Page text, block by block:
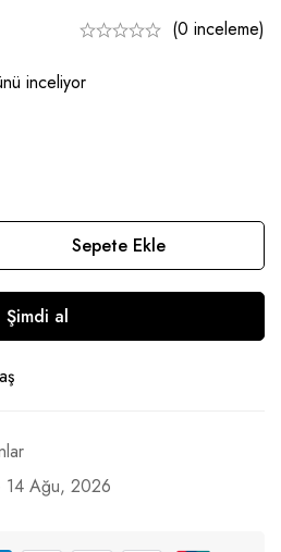
(0 inceleme)
inceliyor
Sepete Ekle
Şimdi al
14 Ağu, 2026